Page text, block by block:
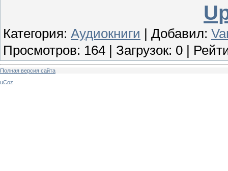
Категория: Аудиокниги Добавил:
Просмотров: 164 Загрузок: 0
Полная версия сайта
uCoz